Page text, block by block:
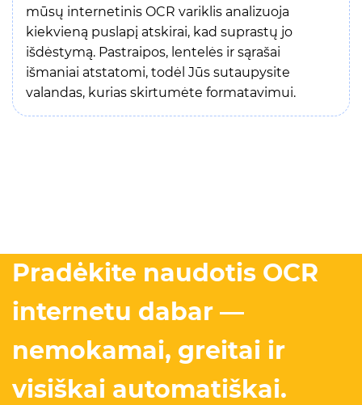
mūsų internetinis OCR variklis analizuoja
kiekvieną puslapį atskirai, kad suprastų jo
išdėstymą. Pastraipos, lentelės ir sąrašai
išmaniai atstatomi, todėl Jūs sutaupysite
valandas, kurias skirtumėte formatavimui.
Pradėkite naudotis OCR
internetu dabar —
nemokamai, greitai ir
visiškai automatiškai.